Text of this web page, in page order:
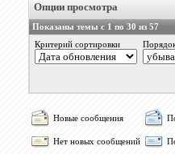
Опции просмотра
Показаны темы с 1 по 30 из 57
Критерий сортировки
Новые сообщения
Нет новых сообщений